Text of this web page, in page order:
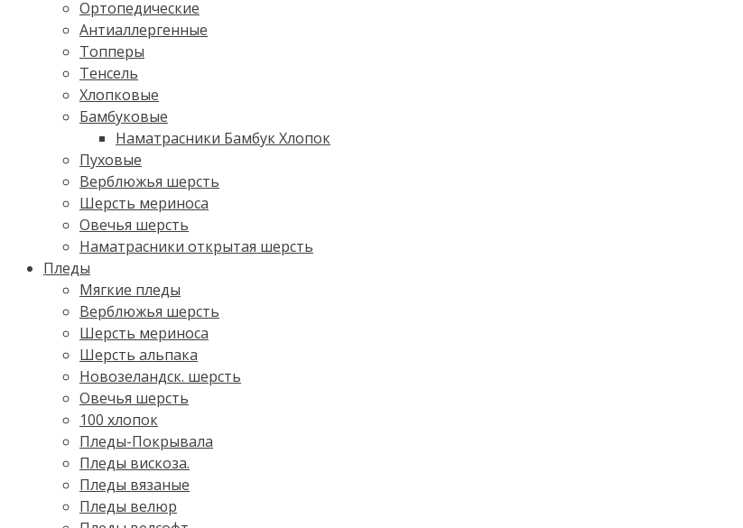
Ортопедические
Антиаллергенные
Топперы
Тенсель
Хлопковые
Бамбуковые
Наматрасники Бамбук Хлопок
Пуховые
Верблюжья шерсть
Шерсть мериноса
Овечья шерсть
Наматрасники открытая шерсть
Пледы
Мягкие пледы
Верблюжья шерсть
Шерсть мериноса
Шерсть альпака
Новозеландск. шерсть
Овечья шерсть
100 хлопок
Пледы-Покрывала
Пледы вискоза.
Пледы вязаные
Пледы велюр